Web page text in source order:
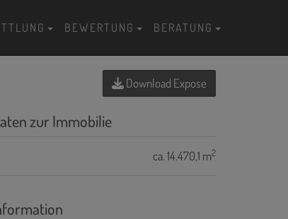
BEWERTUNG BERATUNG
Download Expose
zur Immobilie
ca. 14.470,1 m2